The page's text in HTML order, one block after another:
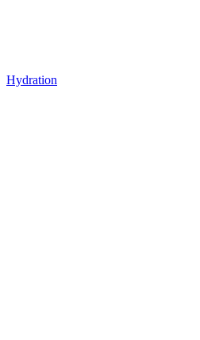
Hydration